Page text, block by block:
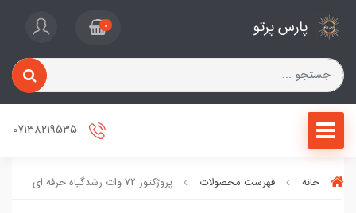
پارس پرتو 0
خانه فهرست محصولات پروژکتور 72 وات رشدگیاه حرفه ای